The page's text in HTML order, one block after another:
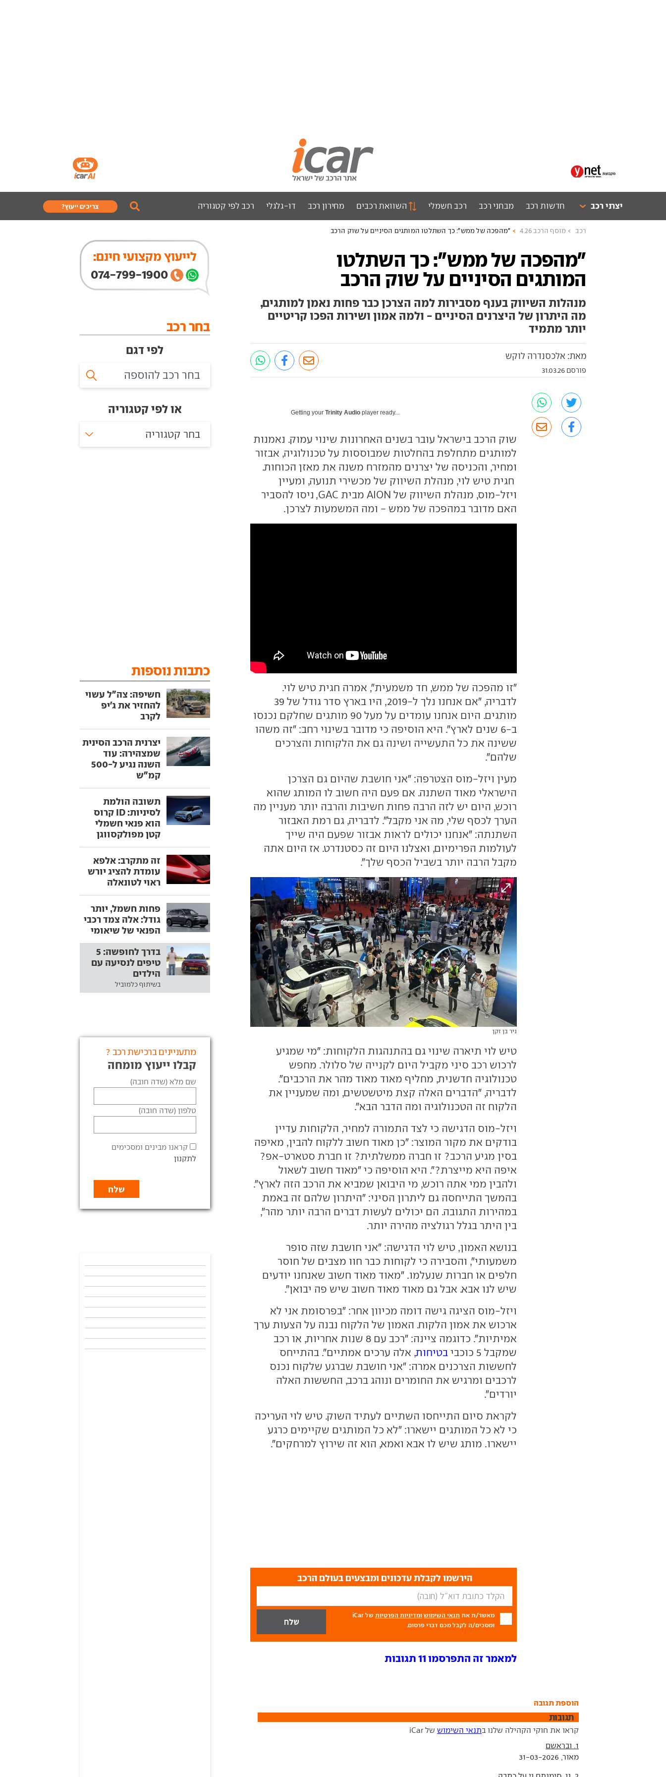
יצרני רכב חדשות רכב מבחני רכב רכב חשמלי השוואת רכבים מחירון רכב דו-גלגלי רכב לפי קטגוריה צריכים ייעוץ?
רכב מוסף הרכב 4.26 "מהפכה של ממש": כך השתלטו המותגים הסיניים על שוק הרכב
"מהפכה של ממש": כך השתלטו
המותגים הסיניים על שוק הרכב
מנהלות השיווק בענף מסבירות למה הצרכן כבר פחות נאמן למותגים,
מה היתרון של היצרנים הסיניים - ולמה אמון ושירות הפכו קריטיים
יותר מתמיד
מאת: אלכסנדרה לוקש
פורסם 31.03.26
Getting yourTrinity Audio player ready...
שוק הרכב בישראל עובר בשנים האחרונות שינוי עמוק. נאמנות
למותגים מתחלפת בהחלטות שמבוססות על טכנולוגיה, אבזור
ומחיר, והכניסה של יצרנים מהמזרח משנה את מאזן הכוחות.
חגית טיש לוי, מנהלת השיווק של מכשירי תנועה, ומעיין
ויזל-מוס, מנהלת השיווק של AION מבית GAC, ניסו להסביר
האם מדובר במהפכה של ממש - ומה המשמעות לצרכן.
"זו מהפכה של ממש, חד משמעית", אמרה חגית טיש לוי.
לדבריה, "אם אנחנו נלך ל-2019, היו בארץ סדר גודל של 39
מותגים. היום אנחנו עומדים על מעל 90 מותגים שחלקם נכנסו
ב-6 שנים לארץ". היא הוסיפה כי מדובר בשינוי רחב: "זה משהו
ששינה את כל התעשייה ושינה גם את הלקוחות והצרכים
שלהם".
מעין ויזל-מוס הצטרפה: "אני חושבת שהיום גם הצרכן
הישראלי מאוד השתנה. אם פעם היה חשוב לו המותג שהוא
רוכש, היום יש לזה הרבה פחות חשיבות והרבה יותר מעניין מה
הערך לכסף שלי, מה אני מקבל". לדבריה, גם רמת האבזור
השתנתה: "אנחנו יכולים לראות אבזור שפעם היה שייך
לעולמות הפרימיום, ואצלנו היום זה כסטנדרט. אז היום אתה
מקבל הרבה יותר בשביל הכסף שלך".
ניר בן זקן
טיש לוי תיארה שינוי גם בהתנהגות הלקוחות: "מי שמגיע
לרכוש רכב סיני מקביל היום לקנייה של סלולר. מחפש
טכנולוגיה חדשנית, מחליף מאוד מאוד מהר את הרכבים".
לדבריה, "הדברים האלה קצת מיטשטשים, ומה שמעניין את
הלקוח זה הטכנולוגיה ומה הדבר הבא".
ויזל-מוס הדגישה כי לצד התמורה למחיר, הלקוחות עדיין
בודקים את מקור המוצר: "כן מאוד חשוב ללקוח להבין, מאיפה
בסין מגיע הרכב? זו חברה ממשלתית? זו חברת סטארט-אפ?
איפה היא מייצרת?". היא הוסיפה כי "מאוד חשוב לשאול
ולהבין ממי אתה רוכש, מי היבואן שמביא את הרכב הזה לארץ".
בהמשך התייחסה גם ליתרון הסיני: "היתרון שלהם זה באמת
במהירות התגובה. הם יכולים לעשות דברים הרבה יותר מהר",
בין היתר בגלל רגולציה מהירה יותר.
בנושא האמון, טיש לוי הדגישה: "אני חושבת שזה סופר
משמעותי", והסבירה כי לקוחות כבר חוו מצבים של חוסר
חלפים או חברות שנעלמו. "מאוד מאוד חשוב שאנחנו יודעים
שיש לנו אבא. אבל גם מאוד מאוד חשוב שיש פה יבואן".
ויזל-מוס הציגה גישה דומה מכיוון אחר: "בפרסומת אני לא
ארכוש את אמון הלקוח. האמון של הלקוח נבנה על הצעות ערך
אמיתיות". כדוגמה ציינה: "רכב עם 8 שנות אחריות, או רכב
שמקבל 5 כוכבי
בטיחות, אלה ערכים אמתיים". בהתייחס
לחששות הצרכנים אמרה: "אני חושבת שברגע שלקוח נכנס
לרכבים ומרגיש את החומרים ונוהג ברכב, החששות האלה
יורדים".
לקראת סיום התייחסו השתיים לעתיד השוק. טיש לוי העריכה
כי לא כל המותגים יישארו: "לא כל המותגים שקיימים כרגע
יישארו. מותג שיש לו אבא ואמא, הוא זה שירוץ למרחקים".
הירשמו לקבלת עדכונים ומבצעים בעולם הרכב
מאשר/ת את תנאי השימוש ומדיניות הפרטיות
של iCar
ומסכים/ה לקבל מכם דברי פרסום.
למאמר זה התפרסמו 11 תגובות
הוספת תגובה
תגובות
קראו את חוקי הקהילה שלנו בתנאי השימוש של iCar
1. ובראשם
מאור, 31-03-2026
לייעוץ מקצועי חינם:
074-799-1900
בחר רכב
לפי דגם
או לפי קטגוריה
בחר קטגוריה
כתבות נוספות
חשיפה: צה"ל עשוי
להחזיר את ג'יפ
לקרב
יצרנית הרכב הסינית
שמצהירה: עוד
השנה נגיע ל-500
קמ"ש
תשובה הולמת
לסיניות: ID קרוס
הוא פנאי חשמלי
קטן מפולקסווגן
זה מתקרב: אלפא
עומדת להציג יורש
ראוי לטונאלה
פחות חשמל, יותר
גודל: אלה צמד רכבי
הפנאי של שיאומי
בדרך לחופשה: 5
טיפים לנסיעה עם
הילדים
בשיתוף כלמוביל
מתעניינים ברכישת רכב ?
קבלו ייעוץ מומחה
שם מלא (שדה חובה)
טלפון (שדה חובה)
קראנו מבינים ומסכימים
לתקנון